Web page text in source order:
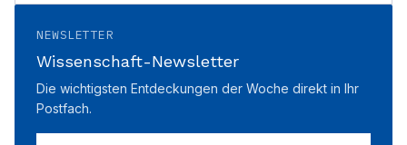
NEWSLETTER
Wissenschaft-Newsletter
Die wichtigsten Entdeckungen der Woche direkt in Ihr
Postfach.